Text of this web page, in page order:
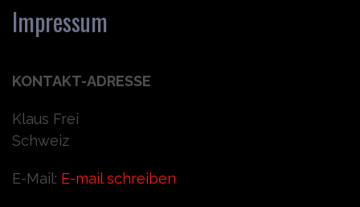
Impressum
KONTAKT-ADRESSE
Klaus Frei
Schweiz
E-Mail: E-mail schreiben